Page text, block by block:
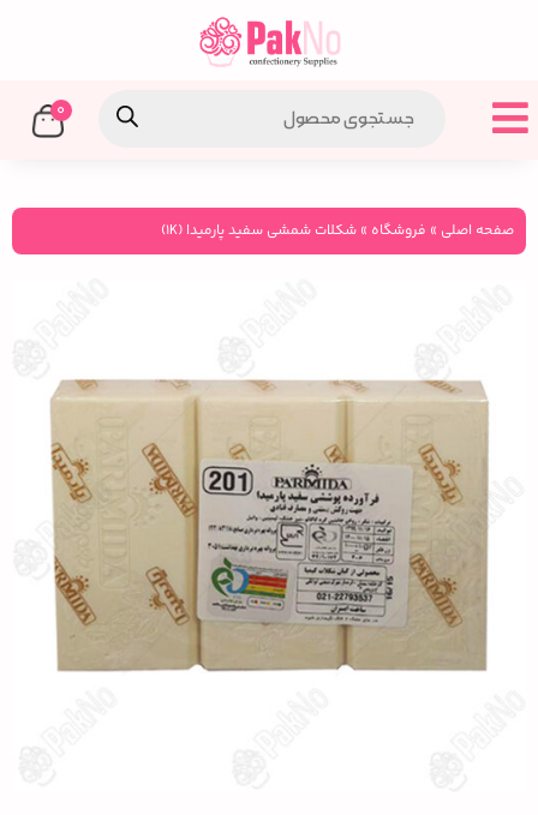
0
صفحه اصلی » فروشگاه » شکلات شمشی سفید پارمیدا (۱K)